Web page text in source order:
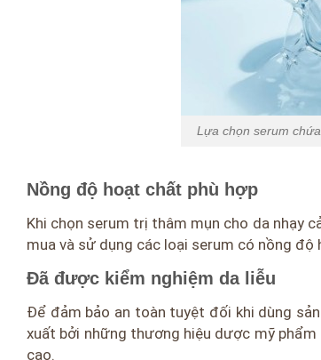
Lựa chọn serum
Nồng độ hoạt chất phù hợp
Khi chọn serum trị thâm mụn cho da nhạy
mua và sử dụng các loại serum có nồng
Đã được kiểm nghiệm da liễu
Để đảm bảo an toàn tuyệt đối khi dùng
xuất bởi những thương hiệu dược mỹ
cao.